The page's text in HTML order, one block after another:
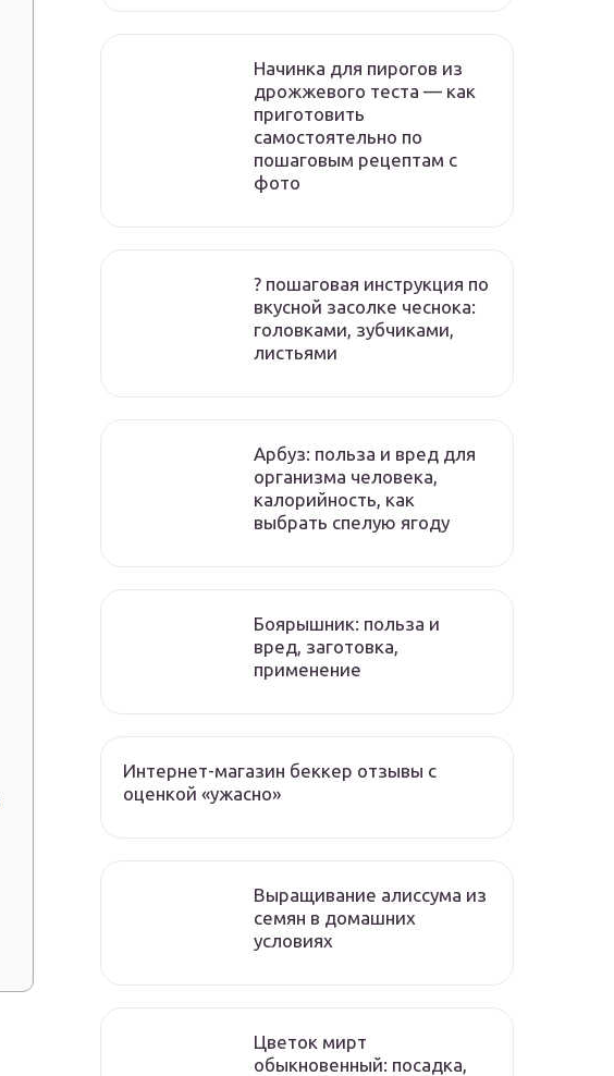
Начинка для пирогов из
дрожжевого теста — как
приготовить
самостоятельно по
пошаговым рецептам с
фото
? пошаговая инструкция по
вкусной засолке чеснока:
головками, зубчиками,
листьями
Арбуз: польза и вред для
организма человека,
калорийность, как
выбрать спелую ягоду
Боярышник: польза и
вред, заготовка,
применение
Интернет-магазин беккер отзывы с
оценкой «ужасно»
Выращивание алиссума из
семян в домашних
условиях
Цветок мирт
обыкновенный: посадка,